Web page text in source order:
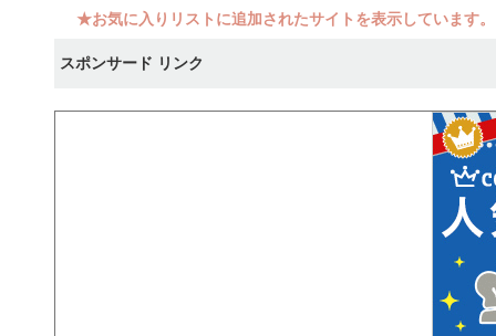
★お気に入りリストに追加されたサイトを表示しています
スポンサード リンク